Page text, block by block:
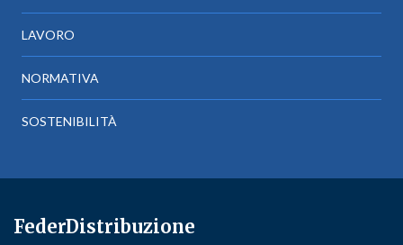
LAVORO
NORMATIVA
SOSTENIBILITÀ
FederDistribuzione